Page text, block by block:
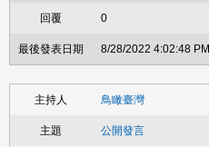
0
8/28/2022 4:02:48 PM
鳥瞰臺灣
公開發言